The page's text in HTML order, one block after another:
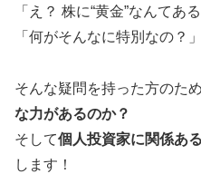
「え？ 株に“黄金”なんてある
「何がそんなに特別なの？」
そんな疑問を持った方のため
な力があるのか？
そして個人投資家に関係あ
します！